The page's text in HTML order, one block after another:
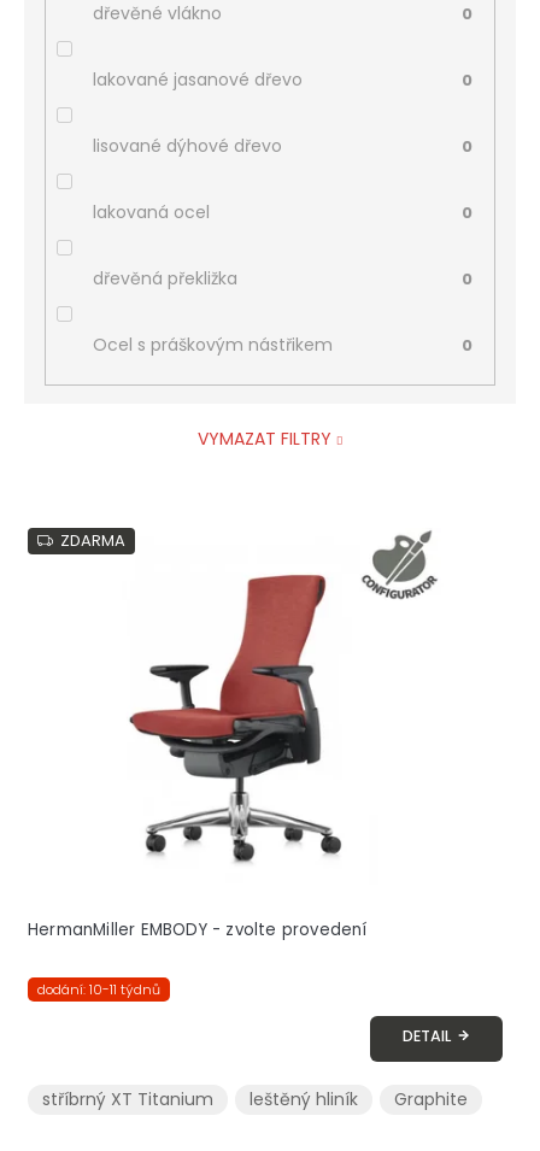
dřevěné vlákno 0
lakované jasanové dřevo 0
lisované dýhové dřevo 0
lakovaná ocel 0
dřevěná překližka 0
Ocel s práškovým nástřikem 0
VYMAZAT FILTRY
V
ý ZDARMA
HermanMiller EMBODY - zvolte provedení
dodání: 10-11 týdnů
DETAIL
stříbrný XT Titanium leštěný hliník Graphite